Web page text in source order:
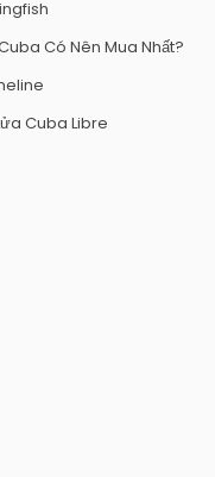
Có Nên Mua Nhất?
Cuba Libre